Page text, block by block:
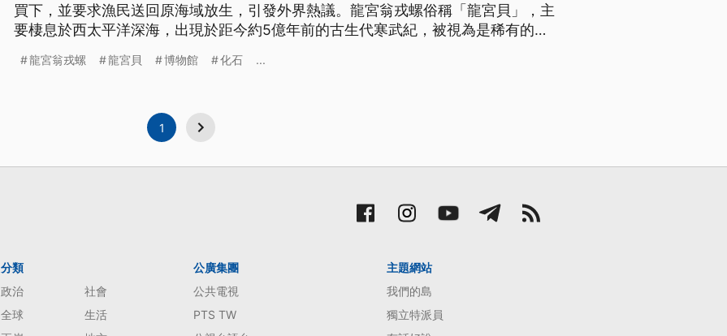
買下，並要求漁民送回原海域放生，引發外界熱議。龍宮翁戎螺俗稱「龍宮貝」，主
要棲息於西太平洋深海，出現於距今約5億年前的古生代寒武紀，被視為是稀有的活
「龍宮翁戎螺」？為何價值如此珍貴？過往在台灣又有哪些發現紀錄？
龍宮翁戎螺 龍宮貝 博物館 化石 ...
1
分類
政治
社會
全球
生活
公廣集團
公共電視
PTS TW
主題網站
我們的島
獨立特派員